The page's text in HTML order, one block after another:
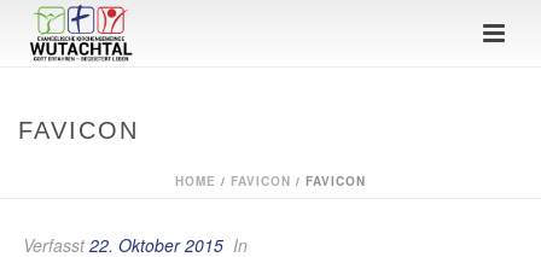
FAVICON
HOME / FAVICON / FAVICON
Verfasst22. Oktober 2015 In